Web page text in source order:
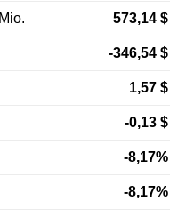
573,14 $
-346,54 $
1,57 $
-0,13 $
-8,17%
-8,17%